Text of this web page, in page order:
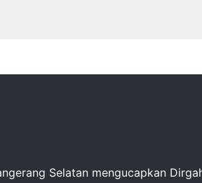
Selatan mengucapkan